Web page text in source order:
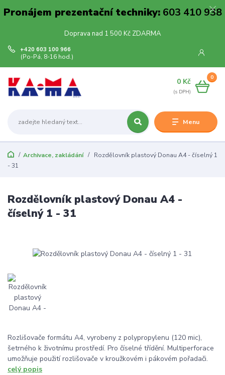
Pronájem prezentační techniky:603 410 938
Doprava nad 1 500 Kč ZDARMA
Menu
+420 603 100 966
(Po-Pá, 8-16 hod.)
0
0 Kč
Archivace, zakládání
Rozdělovník plastový Donau A4 - číselný 1
- 31
Rozdělovník plastový Donau A4 -
číselný 1 - 31
Rozlišovače formátu A4, vyrobeny z polypropylenu (120 mic),
šetrného k životnímu prostředí. Pro číselné třídění. Multiperforace
umožňuje použití rozlišovače v kroužkovém i pákovém pořadači.
celý popis